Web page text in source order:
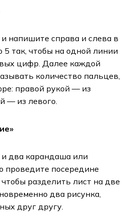
напишите справа и слева в
так, чтобы на одной линии
цифр. Далее каждой
количество пальцев,
правой рукой — из
— из левого.
и два карандаша или
проведите посередине
разделить лист на две
два рисунка,
друг другу.